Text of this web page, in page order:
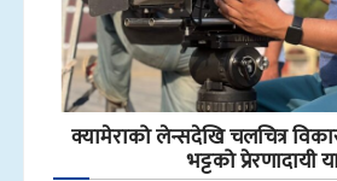
क्यामेराको लेन्सदेखि चलचित्र
भट्टको प्रेरणादायी